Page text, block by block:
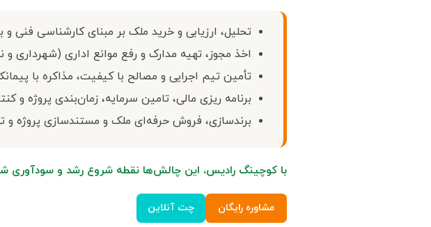
تحلیل، ارزیابی و خرید ملک بر مبنای کارشناسی فنی
اخذ مجوز، تهیه مدارک و رفع موانع اداری
تأمین تیم اجرایی و مصالح با کیفیت، مذاکره با
برنامه ریزی مالی، تامین سرمایه، زمان‌بندی پروژه و
برندسازی، فروش حرفه‌ای ملک و مستندسازی پروژه و
با کوچینگ رادیس، این چالش‌ها نقطه شروع رشد و سودآوری
مشاوره رایگان چت آنلاین